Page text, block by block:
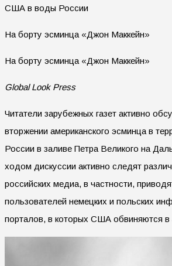
На борту эсминца «Джон Маккейн»
На борту эсминца «Джон Маккейн»
Global Look Press
Читатели зарубежных газет активно
вторжении американского эсминца в
России в заливе Петра Великого на
ходом дискуссии активно следят
российских медиа, в частности,
пользователей немецких и польских
порталов, в которых США обвиняются в